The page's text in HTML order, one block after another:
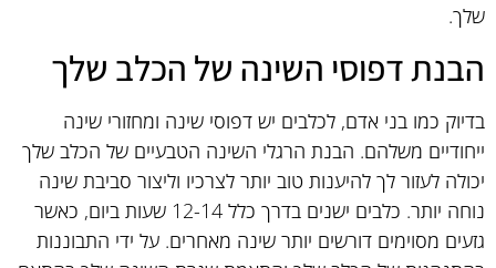
שלך.
הבנת דפוסי השינה של הכלב שלך
בדיוק כמו בני אדם, לכלבים יש דפוסי שינה ומחזורי שינה
ייחודיים משלהם. הבנת הרגלי השינה הטבעיים של הכלב שלך
יכולה לעזור לך להיענות טוב יותר לצרכיו וליצור סביבת שינה
נוחה יותר. כלבים ישנים בדרך כלל 12-14 שעות ביום, כאשר
גזעים מסוימים דורשים יותר שינה מאחרים. על ידי התבוננות